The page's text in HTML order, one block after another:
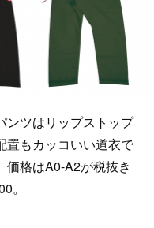
ンツはリップストップ
置もカッコいい道衣で
価格はA0-A2が税抜き
。